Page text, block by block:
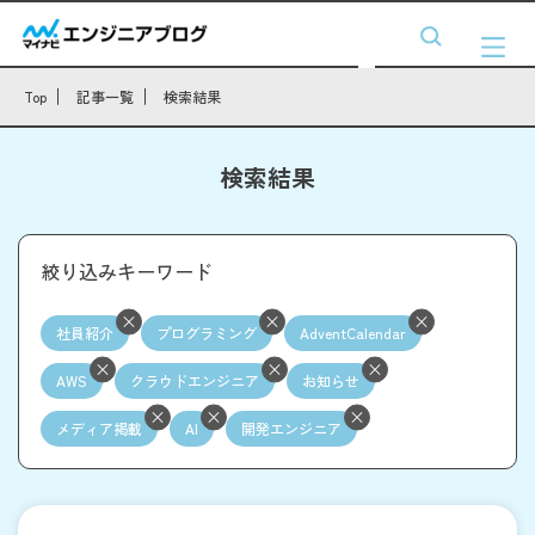
Top 記事一覧 検索結果
検索結果
絞り込みキーワード
社員紹介 プログラミング AdventCalendar
AWS クラウドエンジニア お知らせ
メディア掲載 AI 開発エンジニア